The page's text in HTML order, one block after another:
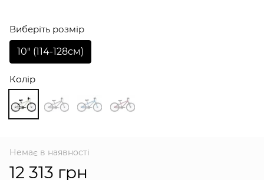
Виберіть розмір
10″ (114-128см)
Колір
Немає в наявності
12 313 грн